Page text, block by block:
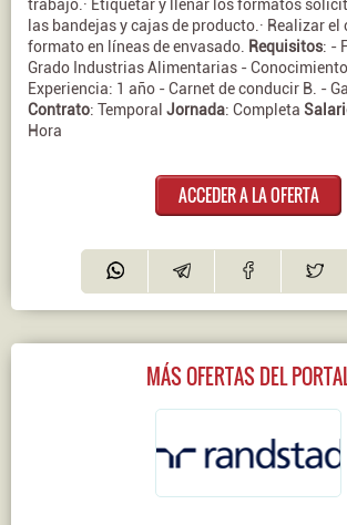
trabajo.· Etiquetar y llenar los formatos
las bandejas y cajas de producto.· Realizar el
formato en líneas de envasado.
Requisitos: -
Grado Industrias Alimentarias -
Experiencia: 1 año - Carnet de conducir B. -
Contrato: Temporal Jornada: Completa
Hora
ACCEDER A LA OFERTA
MÁS OFERTAS DEL